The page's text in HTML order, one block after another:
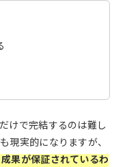
けで完結するのは難し
現実的になりますが、
成果が保証されているわ